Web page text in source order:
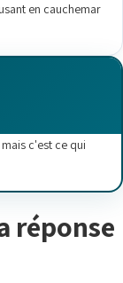
en cauchemar
c'est ce qui
réponse